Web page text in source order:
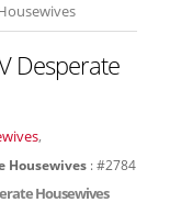
Desperate
,
Housewives : #2784
Housewives